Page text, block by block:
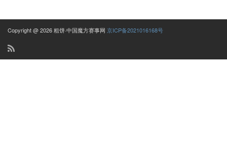
Copyright @ 2026 粗饼·中国魔方赛事网 京ICP备2021016168号